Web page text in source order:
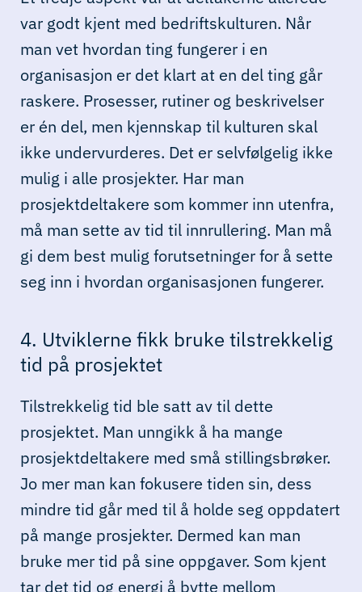
var godt kjent med bedriftskulturen. Når
man vet hvordan ting fungerer i en
organisasjon er det klart at en del ting går
raskere. Prosesser, rutiner og beskrivelser
er én del, men kjennskap til kulturen skal
ikke undervurderes. Det er selvfølgelig ikke
mulig i alle prosjekter. Har man
prosjektdeltakere som kommer inn utenfra,
må man sette av tid til innrullering. Man må
gi dem best mulig forutsetninger for å sette
seg inn i hvordan organisasjonen fungerer.
4. Utviklerne fikk bruke tilstrekkelig
tid på prosjektet
Tilstrekkelig tid ble satt av til dette
prosjektet. Man unngikk å ha mange
prosjektdeltakere med små stillingsbrøker.
Jo mer man kan fokusere tiden sin, dess
mindre tid går med til å holde seg oppdatert
på mange prosjekter. Dermed kan man
bruke mer tid på sine oppgaver. Som kjent
tar det tid og energi å bytte mellom